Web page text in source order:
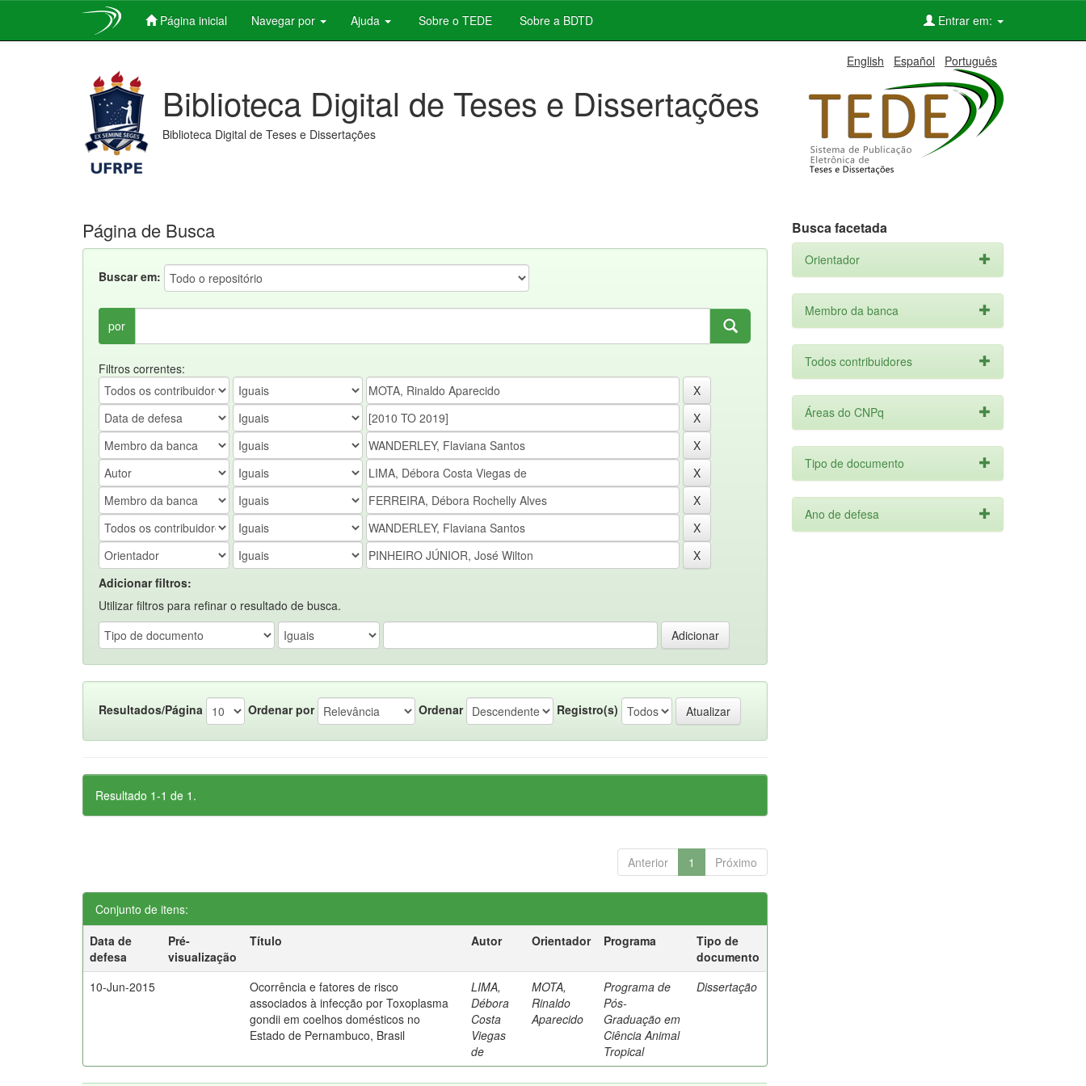
Página inicial Navegar por Ajuda Sobre o TEDE Sobre a BDTD Entrar em:
English Español Português
Biblioteca Digital de Teses e Dissertações
Biblioteca Digital de Teses e Dissertações
Página de Busca
Buscar em:
por
Filtros correntes:
Adicionar filtros:
Utilizar filtros para refinar o resultado de busca.
Resultados/Página Ordenar por Ordenar Registro(s)
Resultado 1-1 de 1.
Anterior 1 Próximo
Conjunto de itens:
Data de
defesa
Pré-
visualização
Título Autor Orientador Programa
Tipo de
documento
10-Jun-2015
Ocorrência e fatores de risco
associados à infecção por Toxoplasma
gondii em coelhos domésticos no
Estado de Pernambuco, Brasil
LIMA,
Débora
Costa
Viegas
de
MOTA,
Rinaldo
Aparecido
Programa de
Pós-
Graduação em
Ciência Animal
Tropical
Dissertação
Busca facetada
Orientador
Membro da banca
Todos contribuidores
Áreas do CNPq
Tipo de documento
Ano de defesa